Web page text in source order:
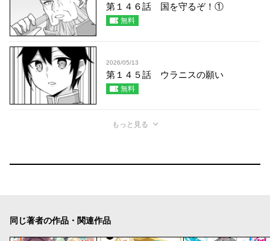
第１４６話 国を守るぞ！①
無料
2026/05/13
第１４５話 ウラニスの願い
無料
もっと見る
同じ著者の作品・関連作品